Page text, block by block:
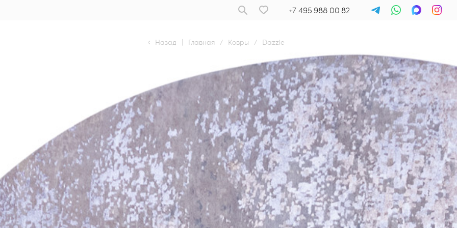
+7 495 988 00 82
Назад | Главная / Ковры / Dazzle